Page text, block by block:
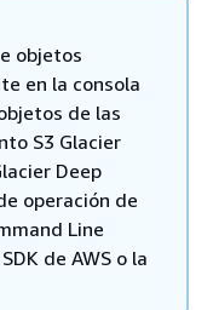
objetos
en la consola
de las
S3 Glacier
Deep
operación de
Line
de AWS o la